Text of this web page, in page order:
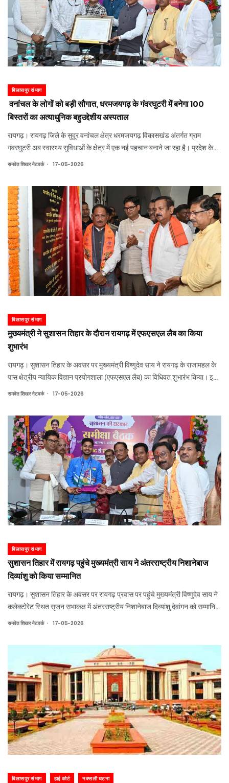
बिलासपुर संभाग
वनांचल के लोगों को बड़ी सौगात, धरमजयगढ़ के गंवरघुटरी में बनेगा 100
बिस्तरों का अत्याधुनिक बहुउद्देशीय अस्पताल
रायगढ़। रायगढ़ जिले के सुदूर वनांचल क्षेत्र धरमजयगढ़ विकासखंड अंतर्गत ग्राम
गंवरघुटरी अब स्वास्थ्य सुविधाओं के क्षेत्र में एक नई पहचान बनाने जा रहा है। प्रदेश के
मुख्यमंत्री विष्णुदेव साय की संवेदनशील पहल और राज्य शासन की जनकल्याणकारी सोच के
समवेत शिखर नेटवर्क . 17-05-2026
बिलासपुर संभाग
मुख्यमंत्री ने सुशासन तिहार के दौरान रायगढ़ में एफएसएल लैब का किया
शुभारंभ
रायगढ़। सुशासन तिहार के अवसर पर मुख्यमंत्री विष्णुदेव साय ने रायगढ़ के राजामहल के
पास क्षेत्रीय न्यायिक विज्ञान प्रयोगशाला (एफएसएल लैब) का विधिवत शुभारंभ किया। इस
अत्याधुनिक प्रयोगशाला के शुरू होने से रायगढ़, सक्ती और सारंगढ़-बिलाईगढ़ जिलों की
समवेत शिखर नेटवर्क . 17-05-2026
बिलासपुर संभाग
सुशासन तिहार में रायगढ़ पहुंचे मुख्यमंत्री साय ने अंतरराष्ट्रीय निशानेबाज
दिव्यांशु को किया सम्मानित
रायगढ़। सुशासन तिहार के अवसर पर रायगढ़ प्रवास पर पहुंचे मुख्यमंत्री विष्णुदेव साय ने
कलेक्टोरेट स्थित सृजन सभाकक्ष में अंतरराष्ट्रीय निशानेबाज दिव्यांशु देवांगन को सम्मानित
किया। मुख्यमंत्री ने दिव्यांशु को मेडल पहनाकर तथा पुरस्कार भेंट कर उनकी ऐतिहासिक उ
समवेत शिखर नेटवर्क . 17-05-2026
बिलासपुर संभाग हाई कोर्ट नक्सली घटना